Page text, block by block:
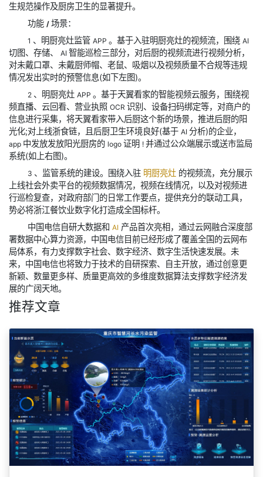
生规范操作及厨房卫生的显著提升。
功能 / 场景：
1 、明厨亮灶监管 APP 。基于入驻明厨亮灶的视频流，围绕 AI
切图、存储、 AI 智能巡检三部分，对后厨的视频流进行视频分析，
对未戴口罩、未戴厨师帽、老鼠、吸烟以及视频质量不合规等违规
情况发出实时的预警信息(如下左图)。
2 、明厨亮灶 APP 。基于天翼看家的智能视频云服务，围绕视
频直播、云回看、营业执照 OCR 识别、设备扫码绑定等，对商户的
信息进行采集，将天翼看家带入后厨这个新的场景，推进后厨的阳
光化;对上线浙食链，且后厨卫生环境良好(基于 AI 分析)的企业，
app 中发放发放阳光厨房的 logo 证明 ! 并通过公众端展示或送市监局
系统(如上右图)。
3 、监管系统的建设。围绕入驻 明厨亮灶 的视频流，充分展示
上线社会外卖平台的视频数据情况，视频在线情况，以及对视频进
行巡检复查，对政府部门的日常工作要点，提供充分的联动工具，
势必将浙江餐饮业数字化打造成全国标杆。
中国电信自研大数据和 AI 产品首次亮相，通过云网融合深度部
署数据中心算力资源，中国电信目前已经形成了覆盖全国的云网布
局体系，有力支撑数字社会、数字经济、数字生活快速发展。未
来，中国电信也将致力于技术的自研探索、自主开放，通过创意更
新颖、数量更多样、质量更高效的多维度数据算法支撑数字经济发
展的广阔天地。
推荐文章